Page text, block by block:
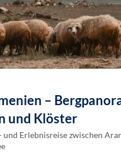
–
und Klöster
und Erlebnisreise zwischen